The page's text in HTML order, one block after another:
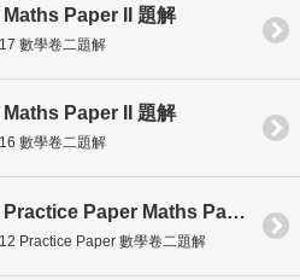
Paper II 題解
數學卷二題解
Paper II 題解
數學卷二題解
HKDSE 2012 Practice Paper Maths Paper II 題解
Practice Paper 數學卷二題解